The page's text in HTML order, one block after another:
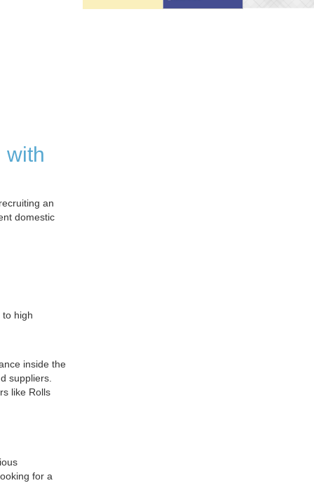
with
an
domestic
high
inside the
suppliers.
like Rolls
for a